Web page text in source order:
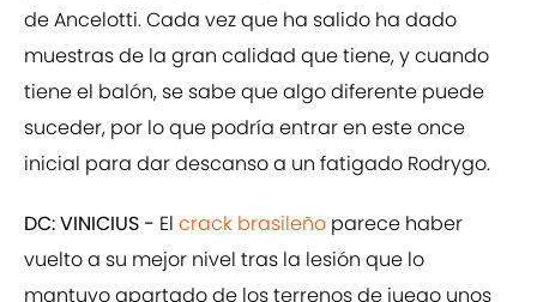
de Ancelotti. Cada vez que ha salido ha dado
muestras de la gran calidad que tiene, y cuando
tiene el balón, se sabe que algo diferente puede
suceder, por lo que podría entrar en este once
inicial para dar descanso a un fatigado Rodrygo.
DC: VINICIUS - El crack brasileño parece haber
vuelto a su mejor nivel tras la lesión que lo
mantuvo apartado de los terrenos de juego unos